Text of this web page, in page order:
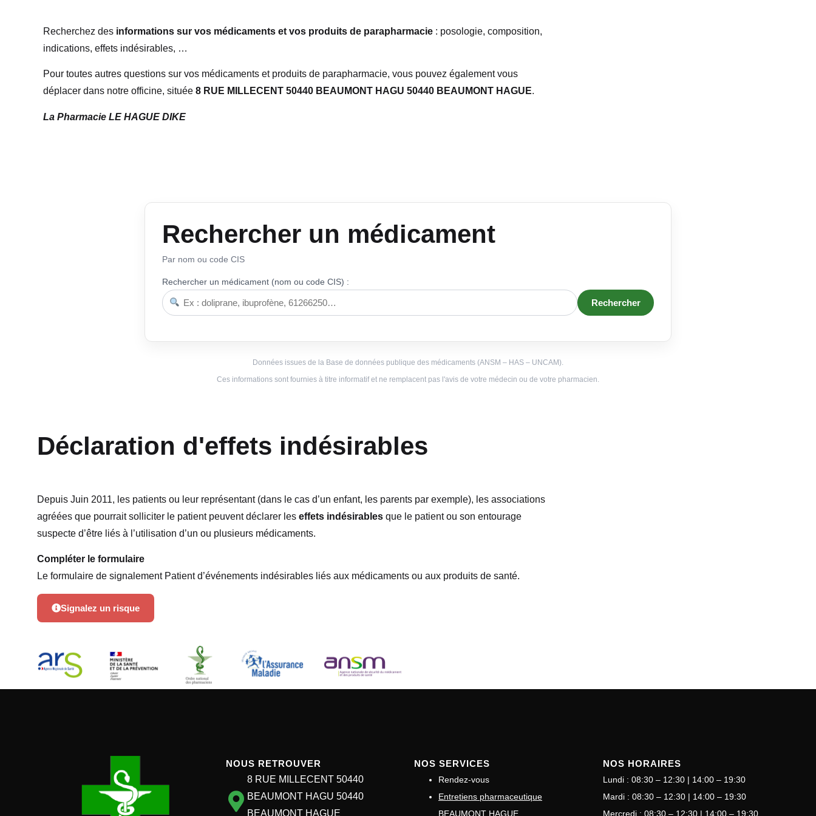
Recherchez des informations sur vos médicaments et vos produits de parapharmacie : posologie, composition,
indications, effets indésirables, …
Pour toutes autres questions sur vos médicaments et produits de parapharmacie, vous pouvez également vous
déplacer dans notre officine, située 8 RUE MILLECENT 50440 BEAUMONT HAGU 50440 BEAUMONT HAGUE.
La Pharmacie LE HAGUE DIKE
Rechercher un médicament
Par nom ou code CIS
Rechercher un médicament (nom ou code CIS) :
Rechercher
Données issues de la Base de données publique des médicaments (ANSM – HAS – UNCAM).
Ces informations sont fournies à titre informatif et ne remplacent pas l'avis de votre médecin ou de votre pharmacien.
Déclaration d'effets indésirables
Depuis Juin 2011, les patients ou leur représentant (dans le cas d’un enfant, les parents par exemple), les associations
agréées que pourrait solliciter le patient peuvent déclarer les effets indésirables que le patient ou son entourage
suspecte d’être liés à l’utilisation d’un ou plusieurs médicaments.
Compléter le formulaire
Le formulaire de signalement Patient d’événements indésirables liés aux médicaments ou aux produits de santé.
Signalez un risque
NOUS RETROUVER
8 RUE MILLECENT 50440
BEAUMONT HAGU 50440
BEAUMONT HAGUE
NOS SERVICES
Rendez-vous
Entretiens pharmaceutique
BEAUMONT HAGUE
NOS HORAIRES
Lundi : 08:30 – 12:30 | 14:00 – 19:30
Mardi : 08:30 – 12:30 | 14:00 – 19:30
Mercredi : 08:30 – 12:30 | 14:00 – 19:30